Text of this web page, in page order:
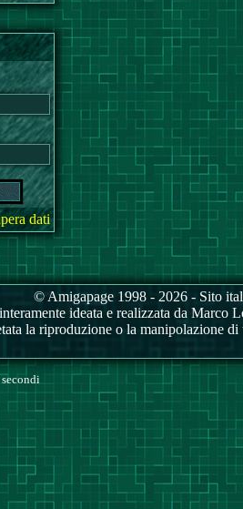
dati
© Amigapage 1998 - 2026 - Sito
ideata e realizzata da
la riproduzione o la manipolazione